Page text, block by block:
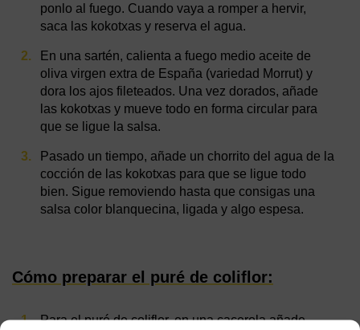
ponlo al fuego. Cuando vaya a romper a hervir,
saca las kokotxas y reserva el agua.
En una sartén, calienta a fuego medio aceite de
oliva virgen extra de España (variedad Morrut) y
dora los ajos fileteados. Una vez dorados, añade
las kokotxas y mueve todo en forma circular para
que se ligue la salsa.
Pasado un tiempo, añade un chorrito del agua de la
cocción de las kokotxas para que se ligue todo
bien. Sigue removiendo hasta que consigas una
salsa color blanquecina, ligada y algo espesa.
Cómo preparar el puré de coliflor:
Para el puré de coliflor, en una cacerola añade